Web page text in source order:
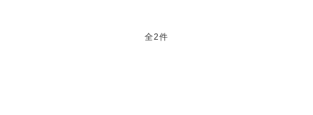
全2件